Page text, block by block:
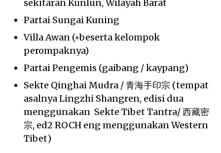
sekitaran Kunlun, Wilayah Barat
Partai Sungai Kuning
Villa Awan (+beserta kelompok
perompaknya)
Partai Pengemis (gaibang / kaypang)
Sekte Qinghai Mudra / 青海手印宗 (tempat
asalnya Lingzhi Shangren, edisi dua
menggunakan Sekte Tibet Tantra/ 西藏密
宗, ed2 ROCH eng menggunakan Western
Tibet)